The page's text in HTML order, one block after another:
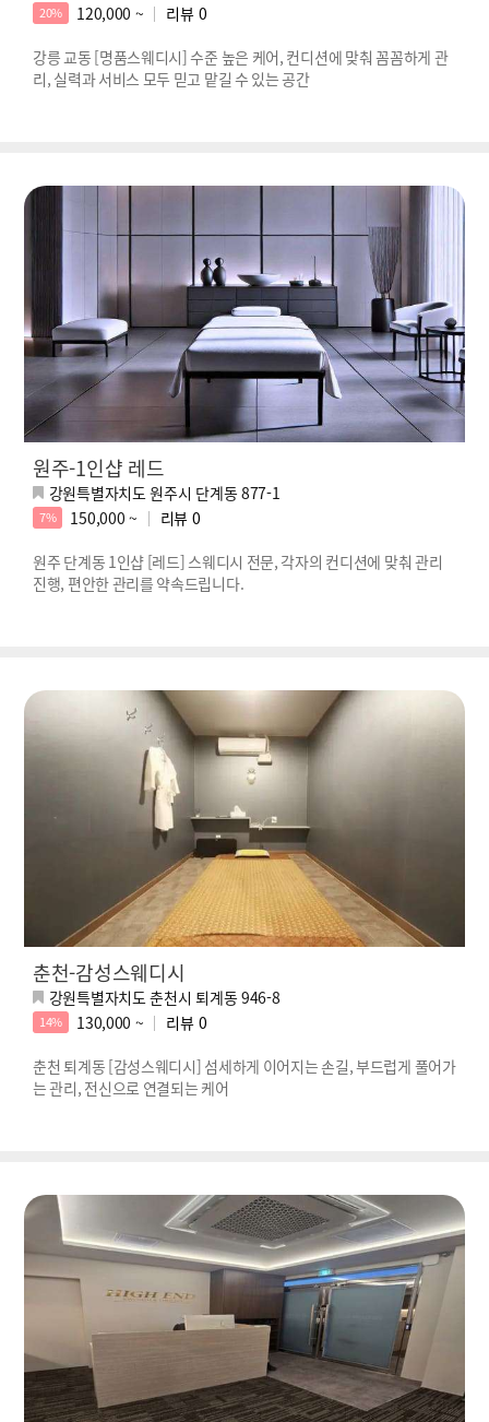
20% 120,000 ~ 리뷰 0
강릉 교동 [명품스웨디시] 수준 높은 케어, 컨디션에 맞춰 꼼꼼하게 관
리, 실력과 서비스 모두 믿고 맡길 수 있는 공간
원주-1인샵 레드
강원특별자치도 원주시 단계동 877-1
7% 150,000 ~ 리뷰 0
원주 단계동 1인샵 [레드] 스웨디시 전문, 각자의 컨디션에 맞춰 관리
진행, 편안한 관리를 약속드립니다.
춘천-감성스웨디시
강원특별자치도 춘천시 퇴계동 946-8
14% 130,000 ~ 리뷰 0
춘천 퇴계동 [감성스웨디시] 섬세하게 이어지는 손길, 부드럽게 풀어가
는 관리, 전신으로 연결되는 케어